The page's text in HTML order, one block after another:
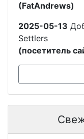
(FatAndrews)
2025-05-13
Settlers
(посетитель